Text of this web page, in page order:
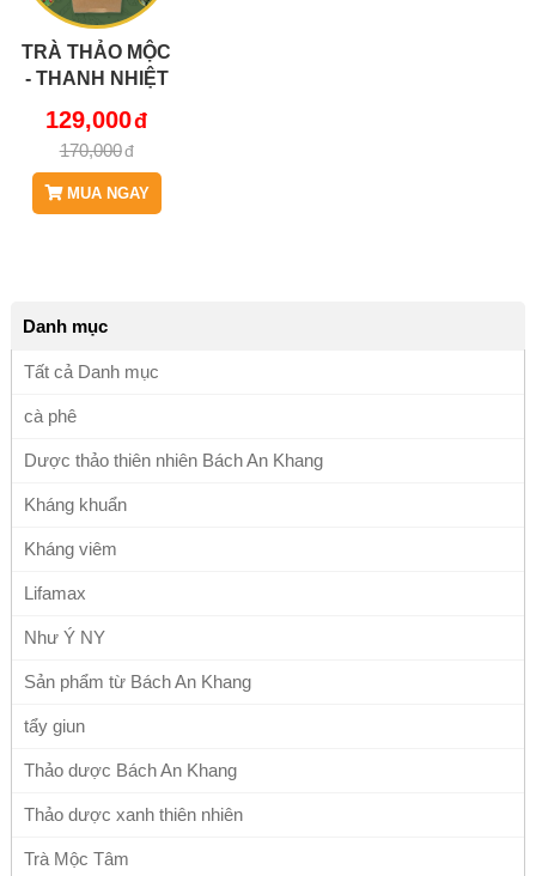
TRÀ THẢO MỘC
- THANH NHIỆT
TRATHAOMOC
129,000
170,000
MUA NGAY
Danh mục
Tất cả Danh mục
cà phê
Dược thảo thiên nhiên Bách An Khang
Kháng khuẩn
Kháng viêm
Lifamax
Như Ý NY
Sản phẩm từ Bách An Khang
tẩy giun
Thảo dược Bách An Khang
Thảo dược xanh thiên nhiên
Trà Mộc Tâm